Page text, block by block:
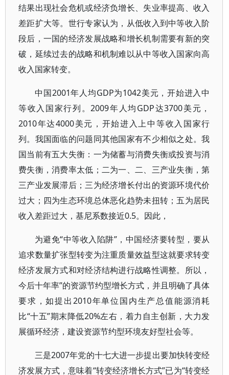
结果出现社会危机或经济负增长、失业率提高、收入
差距扩大等。世行专家认为，从低收入到中等收入阶
段后，一国的经济发展战略和增长机制需要有新的突
破，延续过去的战略和机制难以从中等收入国家向高
收入国家转变。
中国2001年人均GDP为1042美元，开始进入中
等收入国家行列。2009年人均GDP达3700美元，
2010年达4000美元，开始进入上中等收入国家行
列。我国面临的问题同其他国家有不少相似之处。我
国当前有五大失衡：一为储蓄与消费失衡或投资与消
费失衡，消费率太低；二为一、二、三产业失衡，第
三产业发展滞后；三为经济增长付出的资源环境代价
过大；四为生态环境总体恶化趋势未扭转；五为居民
收入差距过大，基尼系数接近0.5。因此，
为避免“中等收入陷阱”，中国经济要转型，要从
追求数量扩张型转变为注重质量效益型这就要求转变
经济发展方式和对经济结构进行战略性调整。所以，
今后十年率”的资源节约型增长方式，并且明确了具体
要求，如提出2010年单位国内生产总值能源消耗
比“十五”期末降低20%左右，着力自主创新，大力发
展循环经济，建设资源节约型环境友好型社会等。
三是2007年党的十七大进一步提出要加快转变经
济发展方式，意味着“转变经济增长方式”已为“转变经